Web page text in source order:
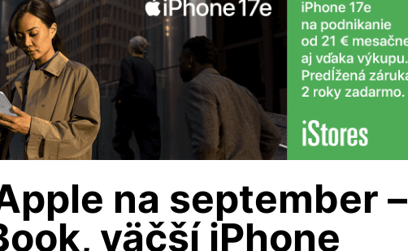
na september –
väčší iPhone